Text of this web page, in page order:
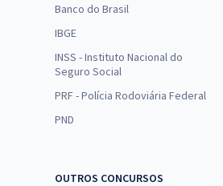
Banco do Brasil
IBGE
INSS - Instituto Nacional do
Seguro Social
PRF - Polícia Rodoviária Federal
PND
OUTROS CONCURSOS